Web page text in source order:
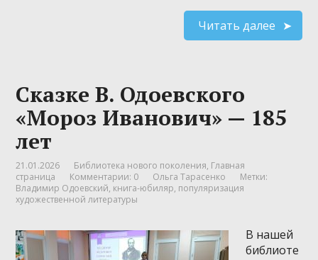
Читать далее
Сказке В. Одоевского
«Мороз Иванович» — 185
лет
21.01.2026 Библиотека нового поколения, Главная
страница
Комментарии: 0 Ольга Тарасенко
Метки:
Владимир Одоевский, книга-юбиляр, популяризация
художественной литературы
В нашей
библиоте